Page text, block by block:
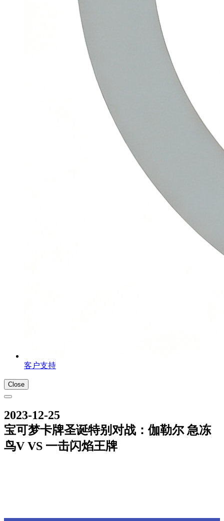
客户支持
Close
2023-12-25
宝可梦卡牌圣诞特别对战：伽勒尔 急冻
鸟V VS 一击闪焰王牌